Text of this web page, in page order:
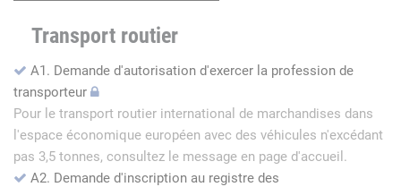
Transport routier
A1. Demande d'autorisation d'exercer la profession de
transporteur
Pour le transport routier international de marchandises dans
l'espace économique européen avec des véhicules n'excédant
pas 3,5 tonnes, consultez le message en page d'accueil.
A2. Demande d'inscription au registre des